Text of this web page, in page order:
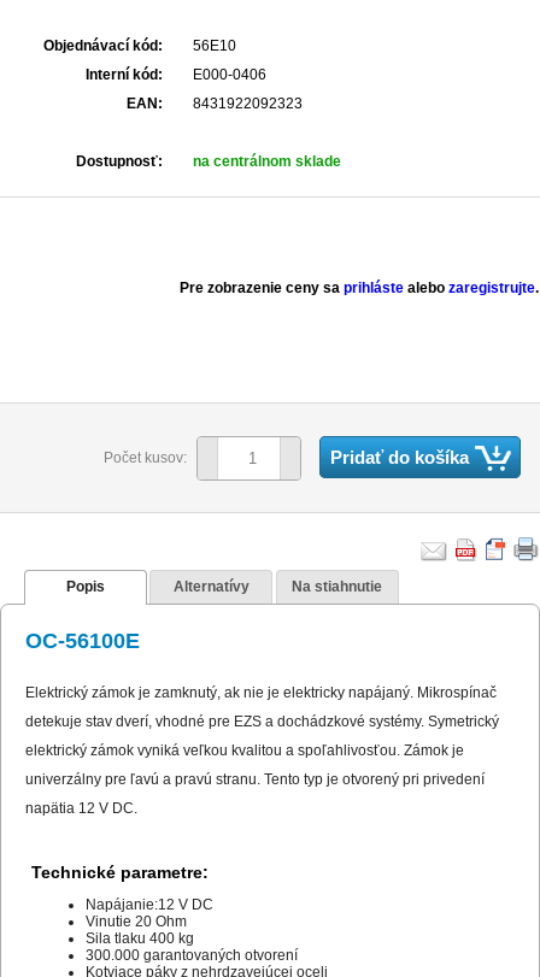
Objednávací kód:
56E10
Interní kód:
E000-0406
EAN:
8431922092323
Dostupnosť: na centrálnom sklade
Pre zobrazenie ceny sa prihláste alebo zaregistrujte.
Počet kusov: Pridať do košíka
Popis Alternatívy Na stiahnutie
OC-56100E
Elektrický zámok je zamknutý, ak nie je elektricky napájaný. Mikrospínač
detekuje stav dverí, vhodné pre EZS a dochádzkové systémy. Symetrický
elektrický zámok vyniká veľkou kvalitou a spoľahlivosťou. Zámok je
univerzálny pre ľavú a pravú stranu. Tento typ je otvorený pri privedení
napätia 12 V DC.
Technické parametre:
Napájanie:12 V DC
Vinutie 20 Ohm
Sila tlaku 400 kg
300.000 garantovaných otvorení
Kotviace páky z nehrdzavejúcej oceli